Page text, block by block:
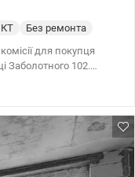
Без ремонта
Заболотного 102.
інфраструктура,
дверима. До
— 3 км,
— 1,7 км. В пішій